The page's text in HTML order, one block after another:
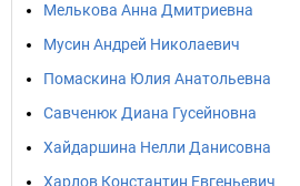
Мелькова Анна Дмитриевна
Мусин Андрей Николаевич
Помаскина Юлия Анатольевна
Савченюк Диана Гусейновна
Хайдаршина Нелли Данисовна
Харлов Константин Евгеньевич